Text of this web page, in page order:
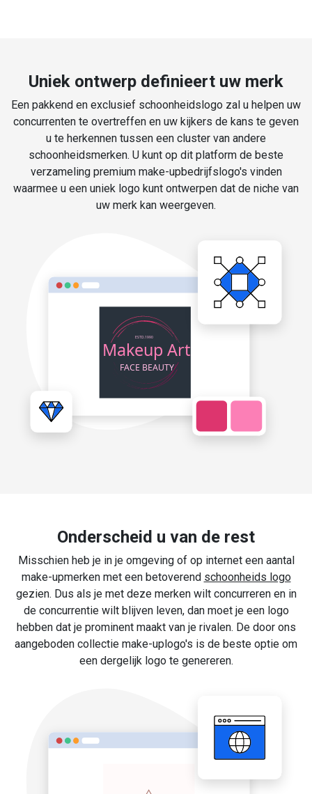
Uniek ontwerp definieert uw merk
Een pakkend en exclusief schoonheidslogo zal u helpen uw
concurrenten te overtreffen en uw kijkers de kans te geven
u te herkennen tussen een cluster van andere
schoonheidsmerken. U kunt op dit platform de beste
verzameling premium make-upbedrijfslogo's vinden
waarmee u een uniek logo kunt ontwerpen dat de niche van
uw merk kan weergeven.
Onderscheid u van de rest
Misschien heb je in je omgeving of op internet een aantal
make-upmerken met een betoverend schoonheids logo
gezien. Dus als je met deze merken wilt concurreren en in
de concurrentie wilt blijven leven, dan moet je een logo
hebben dat je prominent maakt van je rivalen. De door ons
aangeboden collectie make-uplogo's is de beste optie om
een dergelijk logo te genereren.